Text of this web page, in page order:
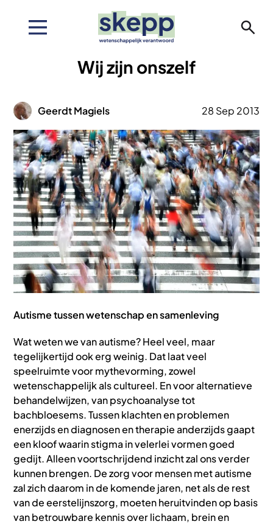
Wij zijn onszelf
Afbeelding
Geerdt Magiels 28 Sep 2013
Afbeelding
Autisme tussen wetenschap en samenleving
Wat weten we van autisme? Heel veel, maar
tegelijkertijd ook erg weinig. Dat laat veel
speelruimte voor mythevorming, zowel
wetenschappelijk als cultureel. En voor alternatieve
behandelwijzen, van psychoanalyse tot
bachbloesems. Tussen klachten en problemen
enerzijds en diagnosen en therapie anderzijds gaapt
een kloof waarin stigma in velerlei vormen goed
gedijt. Alleen voortschrijdend inzicht zal ons verder
kunnen brengen. De zorg voor mensen met autisme
zal zich daarom in de komende jaren, net als de rest
van de eerstelijnszorg, moeten heruitvinden op basis
van betrouwbare kennis over lichaam, brein en